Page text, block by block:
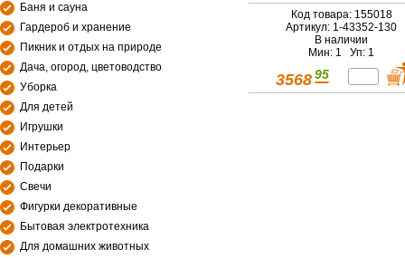
Баня и сауна
Гардероб и хранение
Пикник и отдых на природе
Дача, огород, цветоводство
Уборка
Для детей
Игрушки
Интерьер
Подарки
Свечи
Фигурки декоративные
Бытовая электротехника
Для домашних животных
Код товара: 155018
Артикул: 1-43352-130
В наличии
Мин: 1 Уп: 1
3568 95